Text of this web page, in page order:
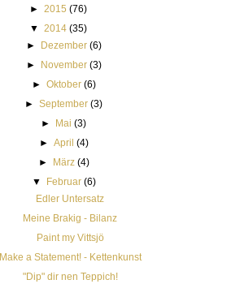
► 2015 (76)
▼ 2014 (35)
►
Dezember (6)
►
November (3)
► Oktober (6)
►September (3)
►
Mai (3)
► April (4)
►
März (4)
▼
Februar (6)
Edler Untersatz
Meine Brakig - Bilanz
Paint my Vittsjö
Make a Statement! - Kettenkunst
"Dip" dir nen Teppich!